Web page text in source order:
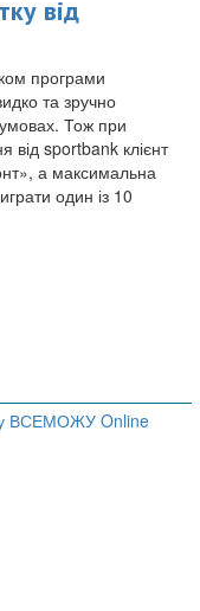
від
програми
та зручно
Тож при
від sportbank клієнт
а максимальна
один із 10
ВСЕМОЖУ Online